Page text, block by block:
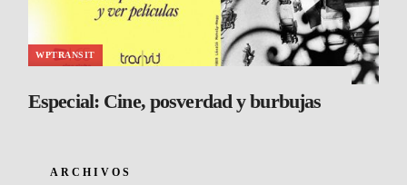
WPTRANSIT
Especial: Cine, posverdad y burbujas
ARCHIVOS